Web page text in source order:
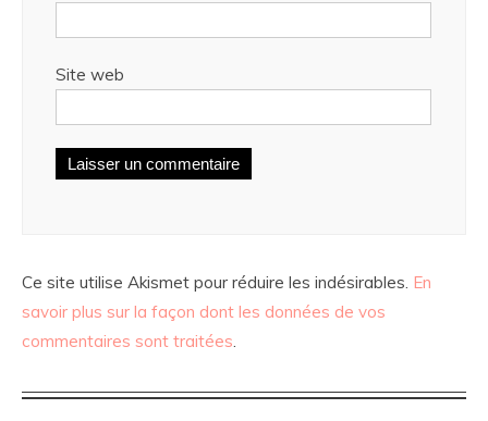
Site web
Ce site utilise Akismet pour réduire les indésirables. En
savoir plus sur la façon dont les données de vos
commentaires sont traitées